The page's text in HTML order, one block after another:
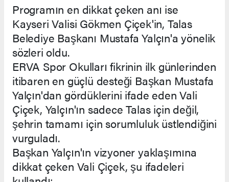
Programın en dikkat çeken anı ise
Kayseri Valisi Gökmen Çiçek'in, Talas
Belediye Başkanı Mustafa Yalçın'a yönelik
sözleri oldu.
ERVA Spor Okulları fikrinin ilk günlerinden
itibaren en güçlü desteği Başkan Mustafa
Yalçın'dan gördüklerini ifade eden Vali
Çiçek, Yalçın'ın sadece Talas için değil,
şehrin tamamı için sorumluluk üstlendiğini
vurguladı.
Başkan Yalçın'ın vizyoner yaklaşımına
dikkat çeken Vali Çiçek, şu ifadeleri